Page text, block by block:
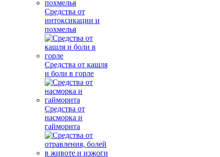
Средства от
интоксикации и
похмелья
Средства от кашля
и боли в горле
Средства от
насморка и
гайморита